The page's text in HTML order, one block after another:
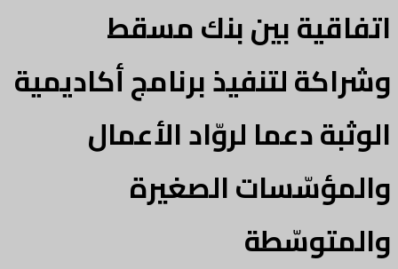
اتفاقية بين بنك مسقط
وشراكة لتنفيذ برنامج أكاديمية
الوثبة دعما لروّاد الأعمال
والمؤسّسات الصغيرة
والمتوسّطة